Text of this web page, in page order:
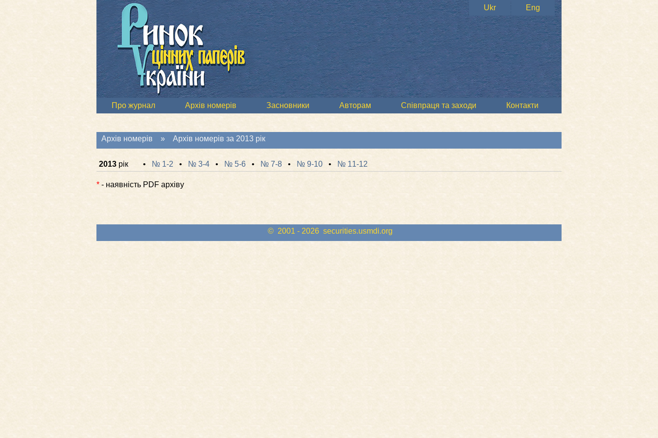
Ukr Eng
Про журнал Архів номерів Засновники Авторам Співпраця та заходи Контакти
Архів номерів » Архів номерів за 2013 рік
2013 рік • № 1-2 • № 3-4 • № 5-6 • № 7-8 • № 9-10 • № 11-12
* - наявність PDF архіву
© 2001 - 2026 securities.usmdi.org